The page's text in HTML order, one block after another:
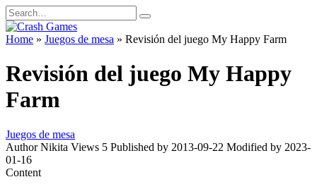
Skip
to
content
Search
for:
Home » Juegos de mesa » Revisión del juego My Happy Farm
Revisión del juego My Happy
Farm
Juegos de mesa
Author Nikita Views 5 Published by 2013-09-22 Modified by 2023-
01-16
Content